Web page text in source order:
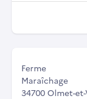
Ferme
Maraîchage
34700 Olmet-